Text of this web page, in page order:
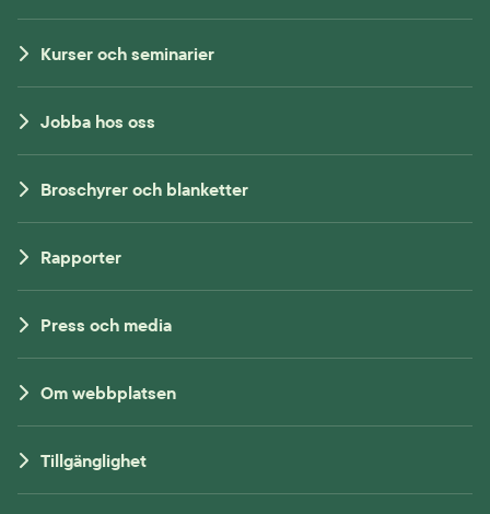
Kurser och seminarier
Jobba hos oss
Broschyrer och blanketter
Rapporter
Press och media
Om webbplatsen
Tillgänglighet